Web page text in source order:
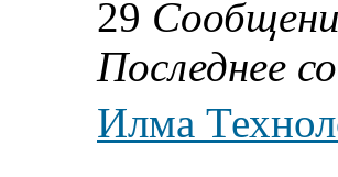
29
Последнее
Илма